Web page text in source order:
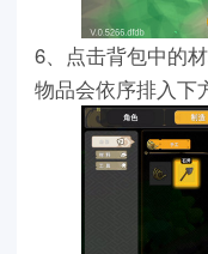
6、点击背包中的
物品会依序排入下